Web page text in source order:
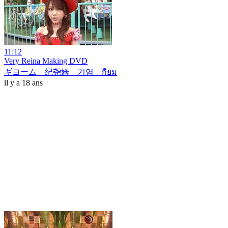
11:12
Very Reina Making DVD
ギヨーム 纪尧姆 기염 กียม
il y a 18 ans